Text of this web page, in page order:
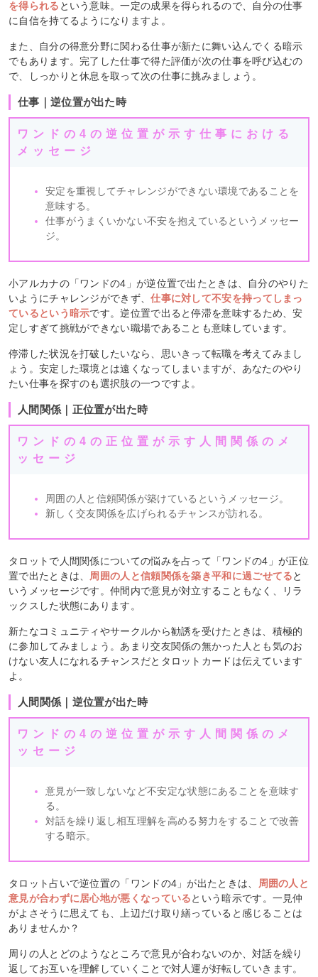
を得られる という意味。一定の成果を得られるので、自分の仕事
に自信を持てるようになりますよ。
また、自分の得意分野に関わる仕事が新たに舞い込んでくる暗示
でもあります。完了した仕事で得た評価が次の仕事を呼び込むの
で、しっかりと休息を取って次の仕事に挑みましょう。
仕事｜逆位置が出た時
ワンドの4の逆位置が示す仕事における
メッセージ
安定を重視してチャレンジができない環境であることを
意味する。
仕事がうまくいかない不安を抱えているというメッセー
ジ。
小アルカナの「ワンドの4」が逆位置で出たときは、自分のやりた
いようにチャレンジができず、仕事に対して不安を持ってしまっ
ているという暗示です。逆位置で出ると停滞を意味するため、安
定しすぎて挑戦ができない職場であることも意味しています。
停滞した状況を打破したいなら、思いきって転職を考えてみまし
ょう。安定した環境とは遠くなってしまいますが、あなたのやり
たい仕事を探すのも選択肢の一つですよ。
人間関係｜正位置が出た時
ワンドの4の正位置が示す人間関係のメ
ッセージ
周囲の人と信頼関係が築けているというメッセージ。
新しく交友関係を広げられるチャンスが訪れる。
タロットで人間関係についての悩みを占って「ワンドの4」が正位
置で出たときは、 周囲の人と信頼関係を築き平和に過ごせてると
いうメッセージです。仲間内で意見が対立することもなく、リラ
ックスした状態にあります。
新たなコミュニティやサークルから勧誘を受けたときは、積極的
に参加してみましょう。あまり交友関係の無かった人とも気のお
けない友人になれるチャンスだとタロットカードは伝えています
よ。
人間関係｜逆位置が出た時
ワンドの4の逆位置が示す人間関係のメ
ッセージ
意見が一致しないなど不安定な状態にあることを意味す
る。
対話を繰り返し相互理解を高める努力をすることで改善
する暗示。
タロット占いで逆位置の「ワンドの4」が出たときは、 周囲の人と
意見が合わずに居心地が悪くなっているという暗示です。一見仲
がよさそうに思えても、上辺だけ取り繕っていると感じることは
ありませんか？
周りの人とどのようなところで意見が合わないのか、対話を繰り
返してお互いを理解していくことで対人運が好転していきます。